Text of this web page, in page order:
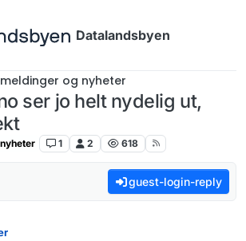
Datalandsbyen
og nyheter
ser jo helt nydelig ut,
1 2 618
guest-login-reply